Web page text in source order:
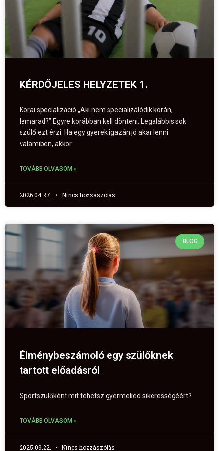
KÉRDŐJELES HELYZETEK 1.
Korai specializáció „Aki nem specializálódik korán,
lemarad?” Egyre korábban kell dönteni. Legalábbis sok
szülő ezt érzi. Ha egy gyerek igazán jó akar lenni
valamiben, akkor
TOVÁBB OLVASOM »
2026.04.27. Nincs hozzászólás
BLOG
Élménybeszámoló egy szülőknek
tartott előadásról
Sportszülőként mit tehetsz gyermeked sikerességéért?
TOVÁBB OLVASOM »
2025.09.22. Nincs hozzászólás